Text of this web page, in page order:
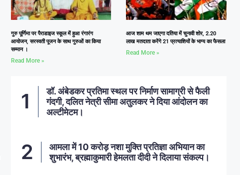
गुरु पूर्णिमा पर पैराडाइज स्कूल में हुआ रंगारंग
आयोजन, सरस्वती पूजन के साथ गुरुओं का किया
सम्मान ।
Read More »
आज शाम थम जाएगा दतिया में चुनावी शोर, 2.20
लाख मतदाता करेंगे 21 प्रत्याशियों के भाग्य का फैसला
Read More »
डॉ. अंबेडकर प्रतिमा स्थल पर निर्माण सामाग्री से फैली
गंदगी, दलित नेत्री सीमा अतुलकर ने दिया आंदोलन का
अल्टीमेटम।
आमला में 10 करोड़ नशा मुक्ति प्रतिज्ञा अभियान का
शुभारंभ, ब्रह्माकुमारी हेमलता दीदी ने दिलाया संकल्प।